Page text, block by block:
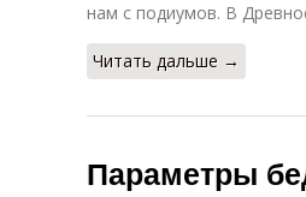
нам с подиумов. В
Читать дальше →
Параметры